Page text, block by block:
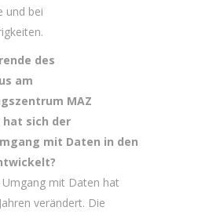
und bei
des
am
MAZ
hat sich der
mit Daten in den
mit Daten hat
verändert. Die